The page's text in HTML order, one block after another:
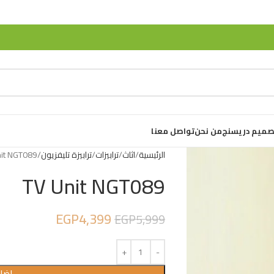
دريسنجمن نحنتواصل معنا
الرئيسية اثاث ترابيزات ترابيزة تليفزيون NGT089
TV Unit NGT089
EGP5,999
EGP4,399